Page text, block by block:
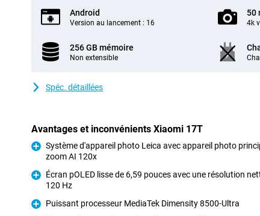
Android
Version au lancement : 16
50
4k
256 GB mémoire
Non extensible
Spéc. détaillées
Avantages et inconvénients Xiaomi 17T
Pour
Système d'appareil photo Leica avec appareil photo
zoom AI 120x
Pour
Écran pOLED lisse de 6,59 pouces avec une résolution
120 Hz
Pour
Puissant processeur MediaTek Dimensity 8500-Ultra